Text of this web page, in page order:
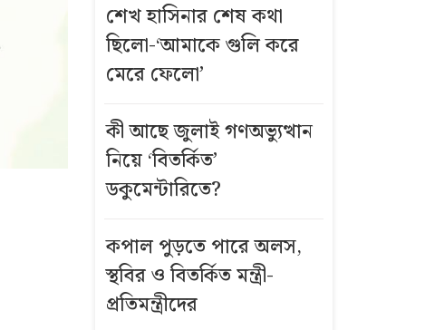
শেখ হাসিনার শেষ কথা
ছিলো-‘আমাকে গুলি করে
মেরে ফেলো’
কী আছে জুলাই গণঅভ্যুত্থান
নিয়ে ‘বিতর্কিত’
ডকুমেন্টারিতে?
কপাল পুড়তে পারে অলস,
স্থবির ও বিতর্কিত মন্ত্রী-
প্রতিমন্ত্রীদের